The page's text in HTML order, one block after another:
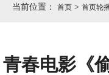
当前位置： 首页 > 首页轮
青春电影《